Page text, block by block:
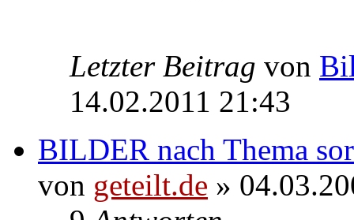
Letzter Beitrag von
14.02.2011 21:43
BILDER nach Thema
von geteilt.de »